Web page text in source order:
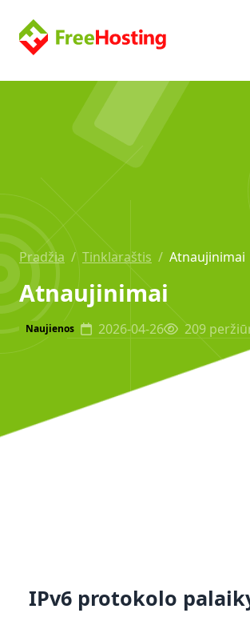
Pradžia / Tinklaraštis / Atnaujinimai
Atnaujinimai
Naujienos 2026-04-26 209
IPv6 protokolo